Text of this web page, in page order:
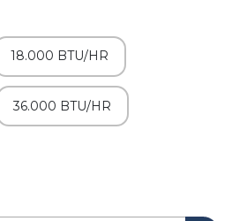
18.000 BTU/HR
36.000 BTU/HR